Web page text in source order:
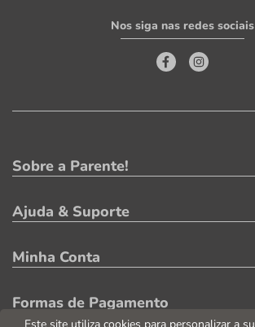
Nos siga nas redes sociais
Sobre a Parente!
Ajuda & Suporte
Minha Conta
Formas de Pagamento